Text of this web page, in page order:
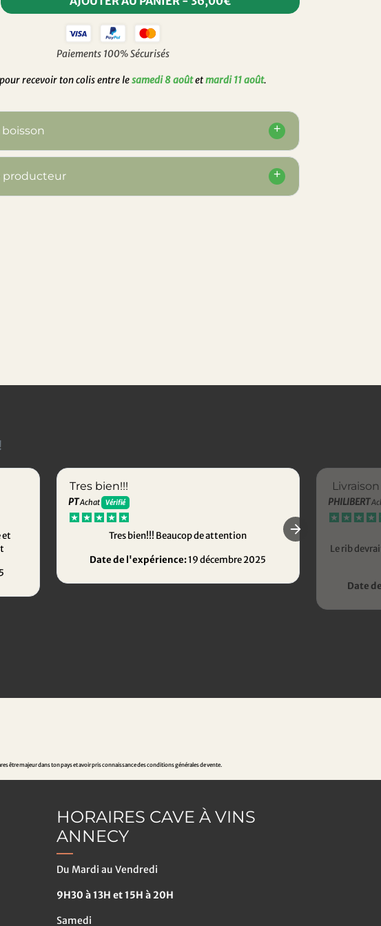
Paiements 100% Sécurisés
recevoir ton colis entre lesamedi 8 aoûtetmardi 11 août.
boisson
producteur
et
Tres bien!!!
PTAchat Vérifié
Tres bien!!! Beaucop de attention
Date de l'expérience:19 décembre 2025
PHILIBERT
Le rib
Date
être majeur dans ton pays et avoir pris connaissance des conditions générales de vente.
HORAIRES CAVE À VINS
ANNECY
Du Mardi au Vendredi
9H30 à 13H et 15H à 20H
Samedi